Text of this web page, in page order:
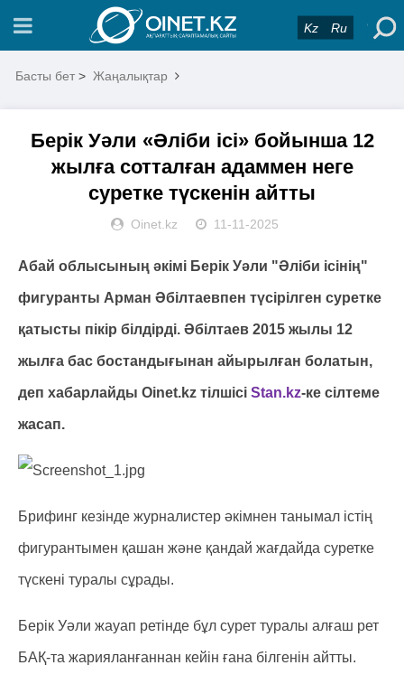
Kz Ru
Басты бет > Жаңалықтар
Берік Уәли «Әліби ісі» бойынша 12
жылға сотталған адаммен неге
суретке түскенін айтты
Oinet.kz 11-11-2025
Абай облысының әкімі Берік Уәли "Әліби ісінің"
фигуранты Арман Әбілтаевпен түсірілген суретке
қатысты пікір білдірді. Әбілтаев 2015 жылы 12
жылға бас бостандығынан айырылған болатын,
деп хабарлайды Oinet.kz тілшісі Stan.kz-ке сілтеме
жасап.
Брифинг кезінде журналистер әкімнен танымал істің
фигурантымен қашан және қандай жағдайда суретке
түскені туралы сұрады.
Берік Уәли жауап ретінде бұл сурет туралы алғаш рет
БАҚ-та жарияланғаннан кейін ғана білгенін айтты.